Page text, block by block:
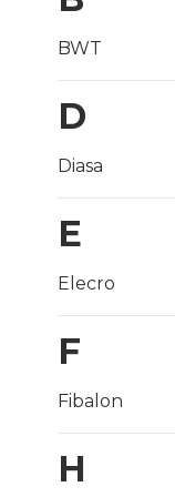
BWT
D
Diasa
E
Elecro
F
Fibalon
H